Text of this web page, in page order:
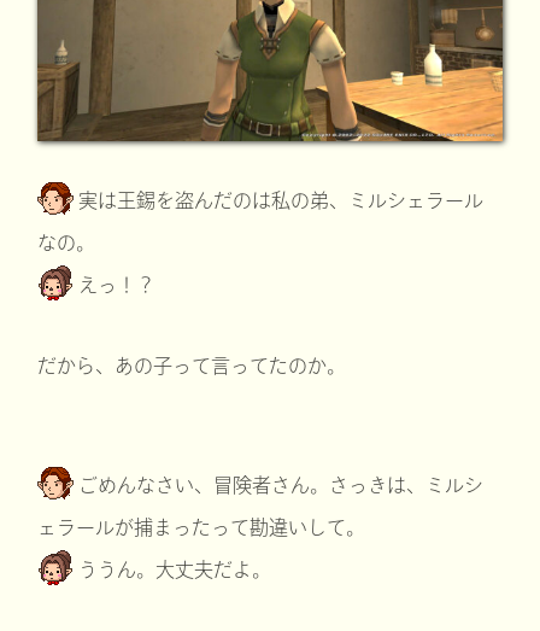
実は王錫を盗んだのは私の弟、ミルシェラール
なの。
えっ！？
だから、あの子って言ってたのか。
ごめんなさい、冒険者さん。さっきは、ミルシ
ェラールが捕まったって勘違いして。
ううん。大丈夫だよ。